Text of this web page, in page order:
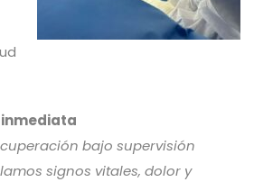
bajo supervisión
signos vitales, dolor y